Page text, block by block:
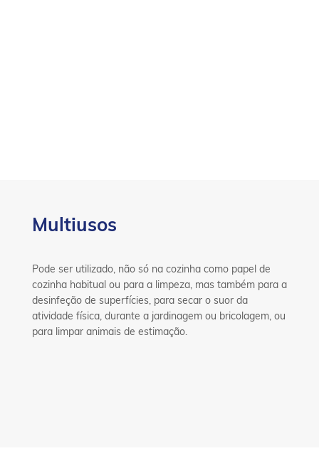
Multiusos
Pode ser utilizado, não só na cozinha como papel de
cozinha habitual ou para a limpeza, mas também para a
desinfeção de superfícies, para secar o suor da
atividade física, durante a jardinagem ou bricolagem, ou
para limpar animais de estimação.